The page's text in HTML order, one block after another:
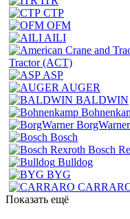
CTP
OFM
AILI
Tractor (ACT)
ASP
AUGER
BALDWIN
BorgWarner
Bosch
Bosch
Bulldog
BYG
Показать ещё